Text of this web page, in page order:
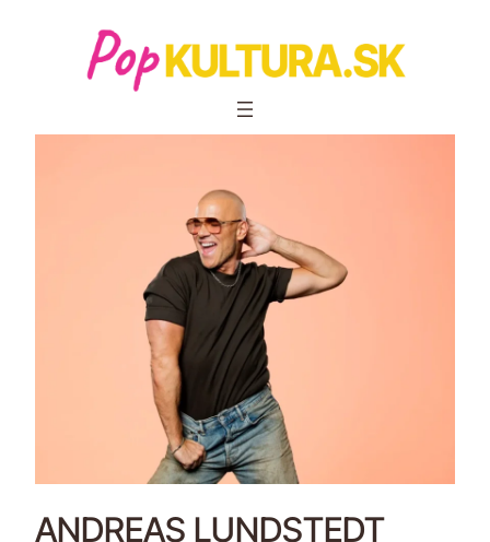
Prejsť
ANDREAS LUNDSTEDT